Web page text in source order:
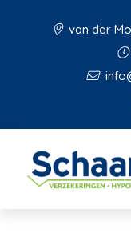
van der